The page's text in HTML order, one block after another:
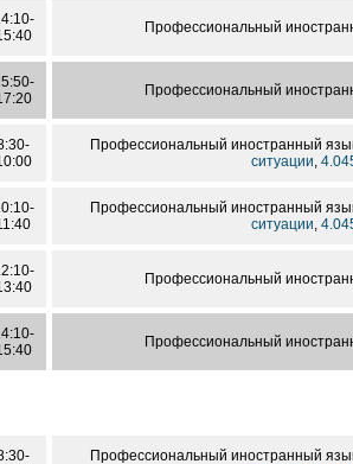
Профессиональный
Профессиональный
Профессиональный иностранный
ситуации,
Профессиональный иностранный
ситуации,
Профессиональный
Профессиональный
Профессиональный иностранный